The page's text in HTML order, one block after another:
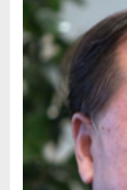
Abbott, John
Abbott, Megan
Abdel-Fattah,
Abdolah, Kader
Abé, Kobo
Abedi, Isabel
Abele, Inga
Abgarjan, Narine
Abish, Walter
Aboulela, Leila
Abrahams, Peter (f.
Abrahams, Peter (f.